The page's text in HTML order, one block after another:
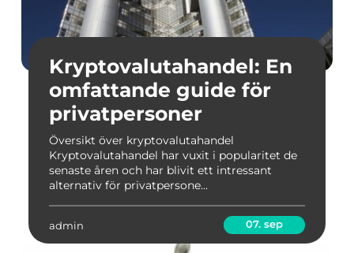
Kryptovalutahandel: En
omfattande guide för
privatpersoner
Översikt över kryptovalutahandel
Kryptovalutahandel har vuxit i popularitet de
senaste åren och har blivit ett intressant
alternativ för privatpersone...
admin 07. sep